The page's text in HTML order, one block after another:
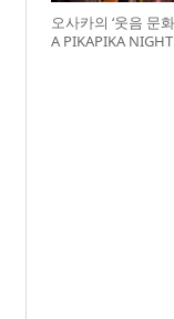
오사카의 ‘웃음 문
A PIKAPIKA